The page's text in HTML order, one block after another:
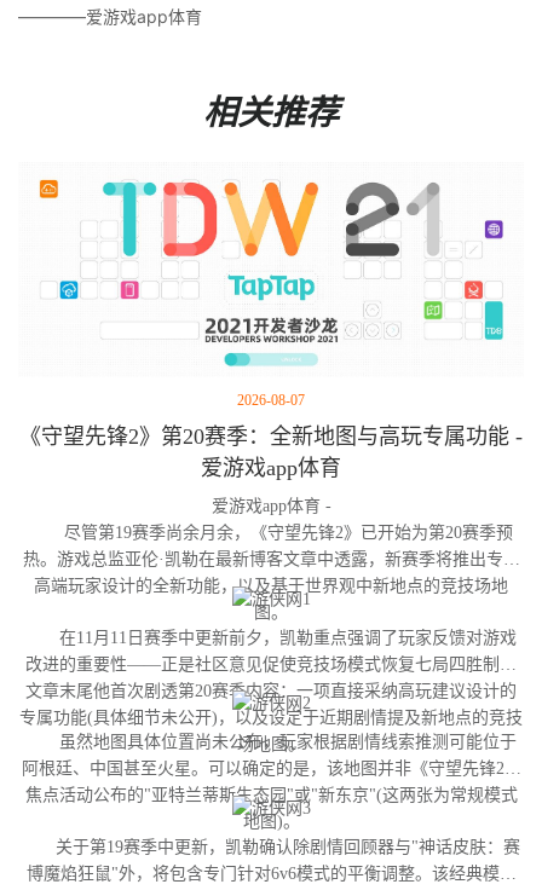
————爱游戏app体育
相关推荐
2026-08-07
《守望先锋2》第20赛季：全新地图与高玩专属功能 -
爱游戏app体育
爱游戏app体育 -
尽管第19赛季尚余月余，《守望先锋2》已开始为第20赛季预
热。游戏总监亚伦·凯勒在最新博客文章中透露，新赛季将推出专为
高端玩家设计的全新功能，以及基于世界观中新地点的竞技场地
图。
在11月11日赛季中更新前夕，凯勒重点强调了玩家反馈对游戏
改进的重要性——正是社区意见促使竞技场模式恢复七局四胜制。
文章末尾他首次剧透第20赛季内容：一项直接采纳高玩建议设计的
专属功能(具体细节未公开)，以及设定于近期剧情提及新地点的竞技
场地图。
虽然地图具体位置尚未公布，玩家根据剧情线索推测可能位于
阿根廷、中国甚至火星。可以确定的是，该地图并非《守望先锋2》
焦点活动公布的"亚特兰蒂斯生态园"或"新东京"(这两张为常规模式
地图)。
关于第19赛季中更新，凯勒确认除剧情回顾器与"神话皮肤：赛
博魔焰狂鼠"外，将包含专门针对6v6模式的平衡调整。该经典模式